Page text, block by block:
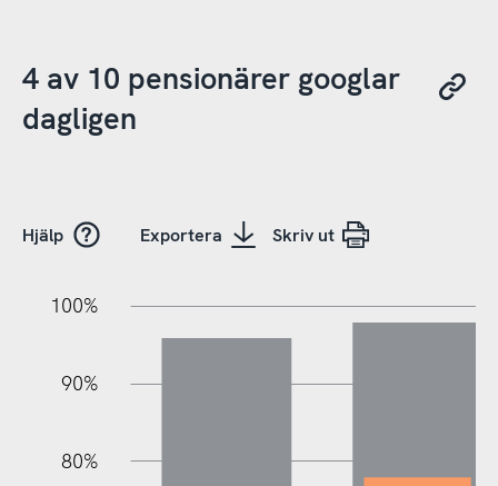
4 av 10 pensionärer googlar
dagligen
Hjälp Exportera Skriv ut
80%
90%
100%